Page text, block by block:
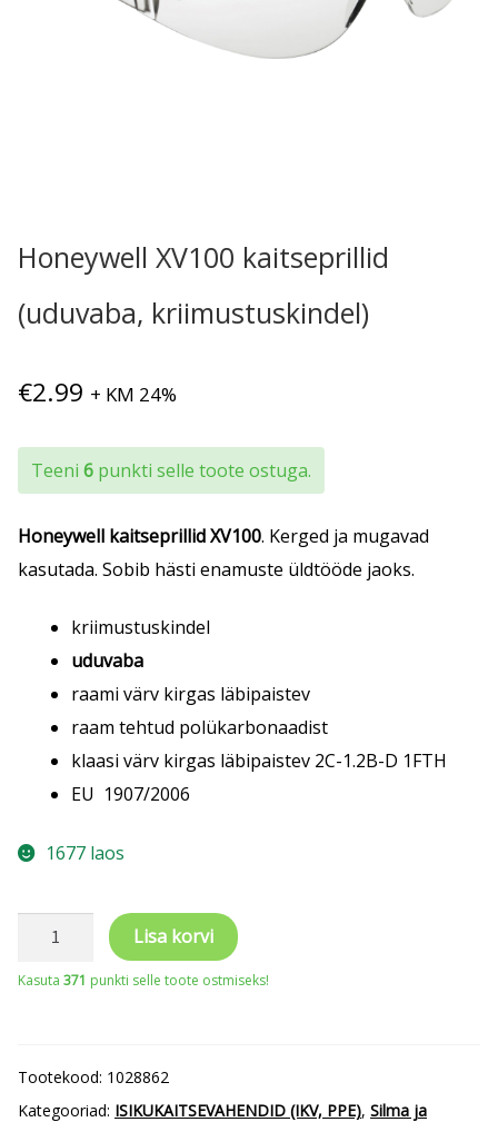
Honeywell XV100 kaitseprillid
(uduvaba, kriimustuskindel)
€2.99 + KM 24%
Teeni 6 punkti selle toote ostuga.
Honeywell kaitseprillid XV100. Kerged ja mugavad
kasutada. Sobib hästi enamuste üldtööde jaoks.
kriimustuskindel
uduvaba
raami värv kirgas läbipaistev
raam tehtud polükarbonaadist
klaasi värv kirgas läbipaistev 2C-1.2B-D 1FTH
EU 1907/2006
1677 laos
Honeywell
kaitseprillid
Lisa korvi
Kasuta 371 punkti selle toote ostmiseks!
Tootekood: 1028862
Kategooriad: ISIKUKAITSEVAHENDID (IKV, PPE), Silma ja